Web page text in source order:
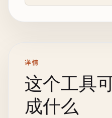
详情
这个工具
成什么